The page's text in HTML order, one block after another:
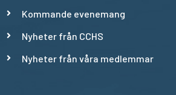
Kommande evenemang
Nyheter från CCHS
Nyheter från våra medlemmar